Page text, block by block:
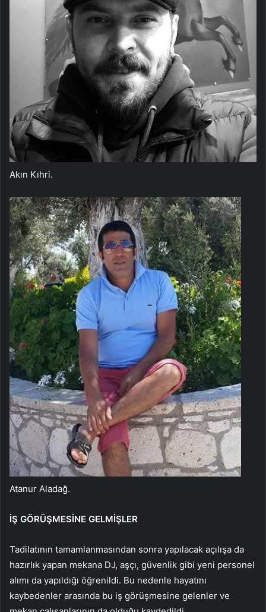
Akın Kıhri.
Atanur Aladağ.
İŞ GÖRÜŞMESİNE GELMİŞLER
Tadilatının tamamlanmasından sonra yapılacak açılışa da
hazırlık yapan mekana DJ, aşçı, güvenlik gibi yeni personel
alımı da yapıldığı öğrenildi. Bu nedenle hayatını
kaybedenler arasında bu iş görüşmesine gelenler ve